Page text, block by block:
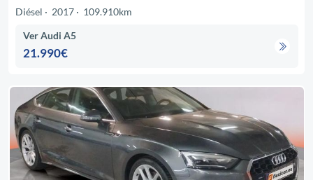
Diésel
2017 109.910km
Ver Audi A5
21.990€